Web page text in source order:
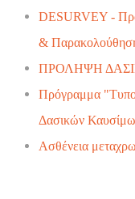
DESURVEY -
&
ΠΡΟΛΗΨΗ
Πρόγραμμα
Δασικών
Ασθένεια